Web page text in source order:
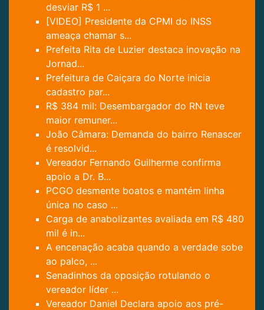
desviar R$ 1 ...
[VIDEO] Presidente da CPMI do INSS
ameaça chamar s...
Prefeita Rita de Luzier destaca inovação na
Jornad...
Prefeitura de Caiçara do Norte inicia
cadastro par...
R$ 384 mil: Desembargador do RN teve
maior remuner...
João Câmara: Demanda do bairro Renascer
é resolvid...
Vereador Fernando Guilherme confirma
apoio a Dr. B...
PCGO desmente boatos e mantém linha
única no caso ...
Carga de anabolizantes avaliada em R$ 480
mil é in...
A encenação acaba quando a verdade sobe
ao palco, ...
Senadinhos da oposição rotulando o
vereador líder ...
Vereador Daniel Declara apoio aos pré-